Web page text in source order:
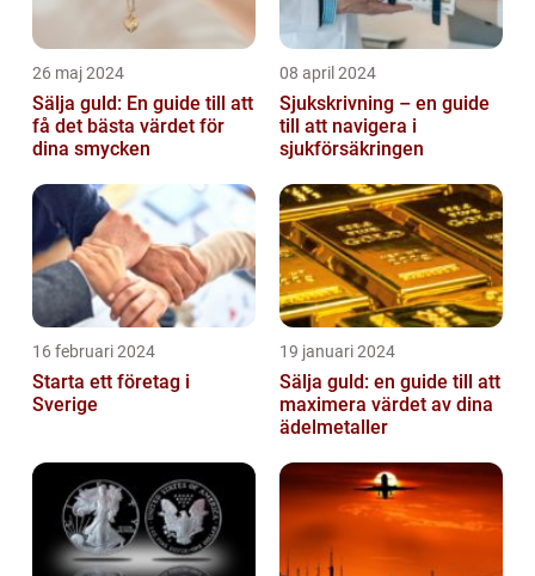
26 maj 2024
Sälja guld: En guide till att
få det bästa värdet för
dina smycken
08 april 2024
Sjukskrivning – en guide
till att navigera i
sjukförsäkringen
16 februari 2024
Starta ett företag i
Sverige
19 januari 2024
Sälja guld: en guide till att
maximera värdet av dina
ädelmetaller